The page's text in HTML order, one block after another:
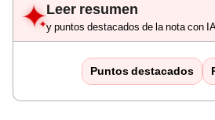
Leer resumen
y puntos destacados de la nota con
Puntos destacados